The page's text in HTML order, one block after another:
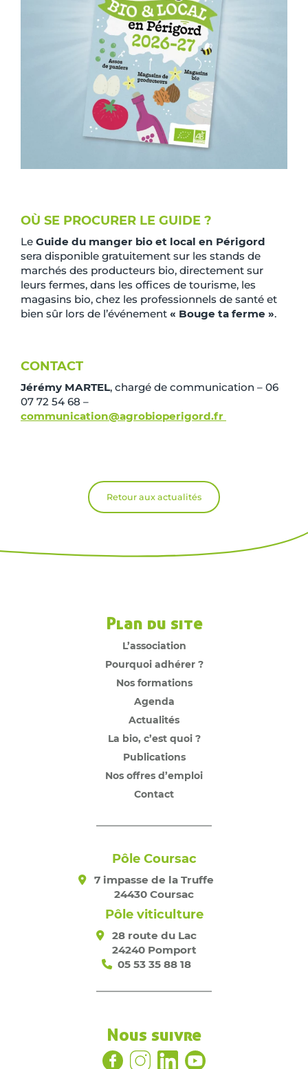
OÙ SE PROCURER LE GUIDE ?
Le Guide du manger bio et local en Périgord
sera disponible gratuitement sur les stands de
marchés des producteurs bio, directement sur
leurs fermes, dans les offices de tourisme, les
magasins bio, chez les professionnels de santé et
bien sûr lors de l’événement « Bouge ta ferme ».
CONTACT
Jérémy MARTEL, chargé de communication – 06
07 72 54 68 –
communication@agrobioperigord.fr
Retour aux actualités
Plan du site
L’association
Pourquoi adhérer ?
Nos formations
Agenda
Actualités
La bio, c’est quoi ?
Publications
Nos offres d’emploi
Contact
Pôle Coursac
7 impasse de la Truffe
24430 Coursac
Pôle viticulture
28 route du Lac
24240 Pomport
05 53 35 88 18
Nous suivre